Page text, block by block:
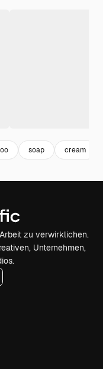
soap cream
zu verwirklichen.
Unternehmen,